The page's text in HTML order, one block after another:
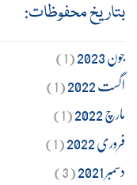
بتاریخ محفوظات:
جون 2023
(1)
اگست 2022
(1)
مارچ 2022
(1)
فروری 2022
(1)
دسمبر 2021
(3)